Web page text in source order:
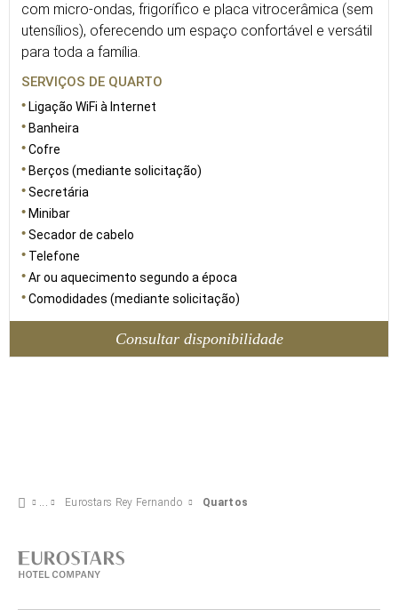
com micro-ondas, frigorífico e placa vitrocerâmica (sem
utensílios), oferecendo um espaço confortável e versátil
para toda a família.
SERVIÇOS DE QUARTO
Ligação WiFi à Internet
Banheira
Cofre
Berços (mediante solicitação)
Secretária
Minibar
Secador de cabelo
Telefone
Ar ou aquecimento segundo a época
Comodidades (mediante solicitação)
Consultar disponibilidade
Eurostars Rey Fernando Quartos